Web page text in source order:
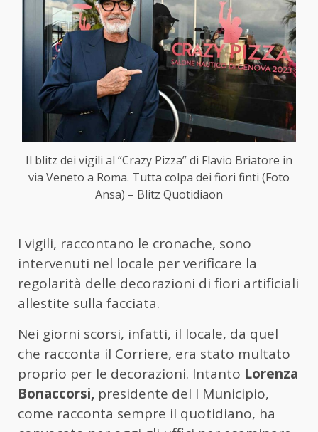
Il blitz dei vigili al “Crazy Pizza” di Flavio Briatore in
via Veneto a Roma. Tutta colpa dei fiori finti (Foto
Ansa) – Blitz Quotidiaon
I vigili, raccontano le cronache, sono
intervenuti nel locale per verificare la
regolarità delle decorazioni di fiori artificiali
allestite sulla facciata.
Nei giorni scorsi, infatti, il locale, da quel
che racconta il Corriere, era stato multato
proprio per le decorazioni. Intanto Lorenza
Bonaccorsi, presidente del I Municipio,
come racconta sempre il quotidiano, ha